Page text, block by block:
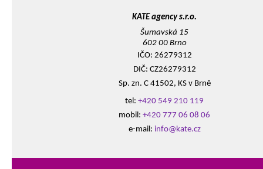
KATE agency s.r.o.
Šumavská 15
602 00 Brno
IČO: 26279312
DIČ: CZ26279312
Sp. zn. C 41502, KS v Brně
tel: +420 549 210 119
mobil: +420 777 06 08 06
e-mail: info@kate.cz